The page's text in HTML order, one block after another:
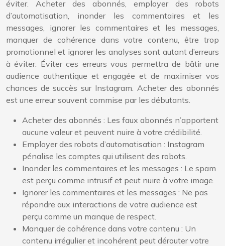
éviter. Acheter des abonnés, employer des robots
d’automatisation, inonder les commentaires et les
messages, ignorer les commentaires et les messages,
manquer de cohérence dans votre contenu, être trop
promotionnel et ignorer les analyses sont autant d’erreurs
à éviter. Éviter ces erreurs vous permettra de bâtir une
audience authentique et engagée et de maximiser vos
chances de succès sur Instagram. Acheter des abonnés
est une erreur souvent commise par les débutants.
Acheter des abonnés : Les faux abonnés n’apportent
aucune valeur et peuvent nuire à votre crédibilité.
Employer des robots d’automatisation : Instagram
pénalise les comptes qui utilisent des robots.
Inonder les commentaires et les messages : Le spam
est perçu comme intrusif et peut nuire à votre image.
Ignorer les commentaires et les messages : Ne pas
répondre aux interactions de votre audience est
perçu comme un manque de respect.
Manquer de cohérence dans votre contenu : Un
contenu irrégulier et incohérent peut dérouter votre